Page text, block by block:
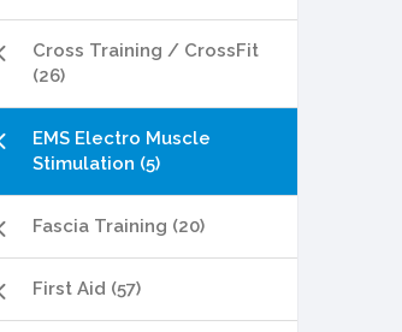
Cross Training / CrossFit
(26)
EMS Electro Muscle
Stimulation (5)
Fascia Training (20)
First Aid (57)